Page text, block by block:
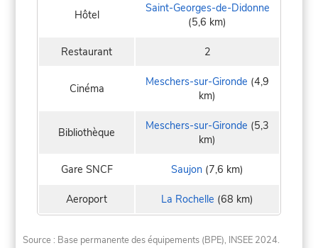
Hôtel
Saint-Georges-de-Didonne
(5,6 km)
Restaurant 2
Cinéma Meschers-sur-Gironde (4,9
km)
Bibliothèque Meschers-sur-Gironde (5,3
km)
Gare SNCF Saujon (7,6 km)
Aeroport La Rochelle (68 km)
Source : Base permanente des équipements (BPE), INSEE 2024.